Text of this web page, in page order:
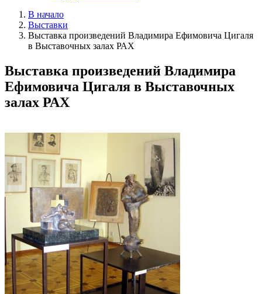
В начало
Выставки
Выставка произведений Владимира Ефимовича Цигаля
в Выставочных залах РАХ
Выставка произведений Владимира
Ефимовича Цигаля в Выставочных
залах РАХ